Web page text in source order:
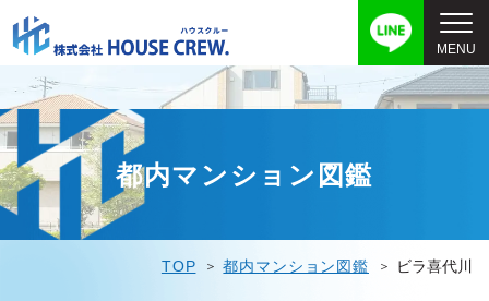
都内マンション図鑑
TOP 都内マンション図鑑 ビラ喜代川